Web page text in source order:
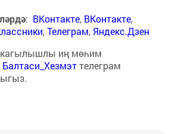
: ВКонтакте, ВКонтакте,
,Телеграм, Яндекс.Дзен
иң мөһим
Балтаси_Хезмэттелеграм